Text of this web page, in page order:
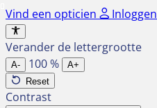
Ga
naar
de
inhoud
Vind een opticien Inloggen
Verander de lettergrootte
A- 100%
A+
Reset
Contrast